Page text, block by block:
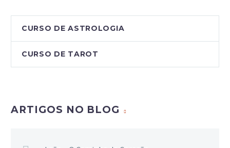
CURSO DE ASTROLOGIA
CURSO DE TAROT
ARTIGOS NO BLOG